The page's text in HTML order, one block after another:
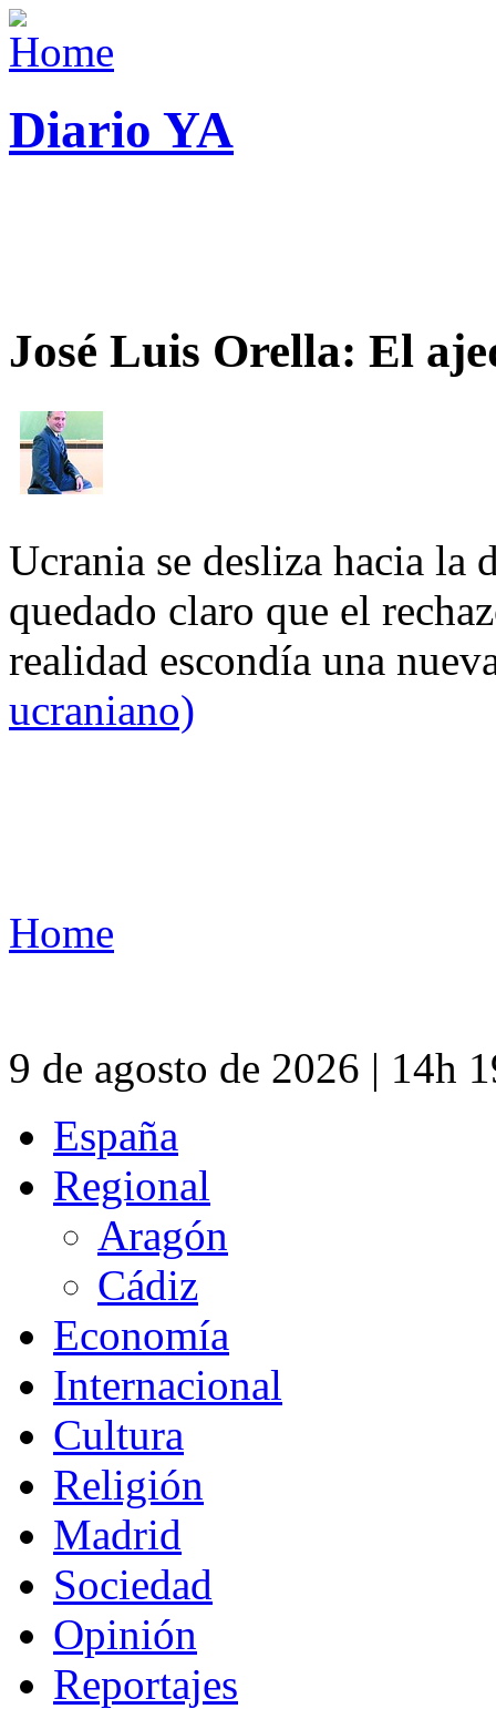
Diario YA
José Luis Orella: El
Ucrania se desliza hacia
quedado claro que el
realidad escondía una
ucraniano)
Home
9 de agosto de 2026 | 14h
España
Regional
Aragón
Cádiz
Economía
Internacional
Cultura
Religión
Madrid
Sociedad
Opinión
Reportajes